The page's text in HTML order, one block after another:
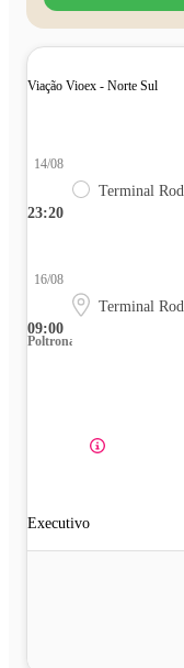
Viação Vioex - Norte Sul
23:20
14/08
Terminal
09:00
16/08
Terminal
Poltrona
Executivo